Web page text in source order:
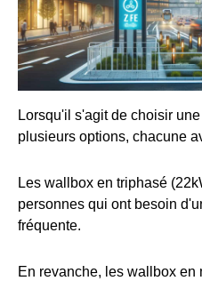
Lorsqu'il s'agit de choisir
plusieurs options, chacune
Les wallbox en triphasé
personnes qui ont besoin
fréquente.
En revanche, les wallbox